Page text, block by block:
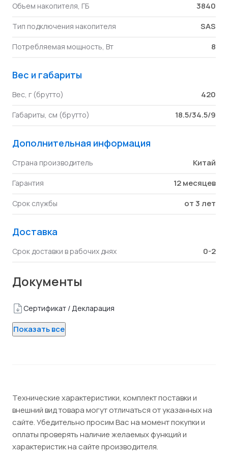
Объем накопителя, ГБ 3840
Тип подключения накопителя SAS
Потребляемая мощность, Вт 8
Вес и габариты
Вес, г (брутто) 420
Габариты, см (брутто) 18.5/34.5/9
Дополнительная информация
Страна производитель Китай
Гарантия 12 месяцев
Срок службы от 3 лет
Доставка
Срок доставки в рабочих днях 0-2
Документы
Сертификат / Декларация
Показать все
Технические характеристики, комплект поставки и
внешний вид товара могут отличаться от указанных на
сайте. Убедительно просим Вас на момент покупки и
оплаты проверять наличие желаемых функций и
характеристик на сайте производителя.